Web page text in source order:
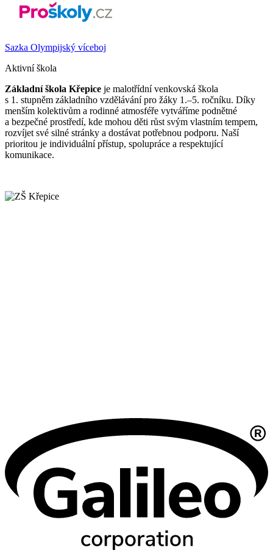
Sazka Olympijský víceboj
Aktivní škola
Základní škola Křepice je malotřídní venkovská škola
s 1. stupněm základního vzdělávání pro žáky 1.–5. ročníku. Díky
menším kolektivům a rodinné atmosféře vytváříme podnětné
a bezpečné prostředí, kde mohou děti růst svým vlastním tempem,
rozvíjet své silné stránky a dostávat potřebnou podporu. Naší
prioritou je individuální přístup, spolupráce a respektující
komunikace.